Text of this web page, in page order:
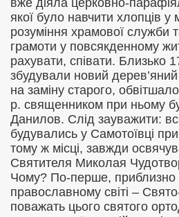
вже діяла церковно-
якої було навчити хлопців у
розуміння храмової служби
грамоти у повсякденному
рахувати, співати. Близько
збудували новий дерев’
на заміну старого,
р. священником при ньому
Данилов. Слід зауважити:
будувались у Самотоївці
тому ж місці, завжди
Святителя Миколая
Чому? По-перше, приблизно
православному світі –
поважать цього святого